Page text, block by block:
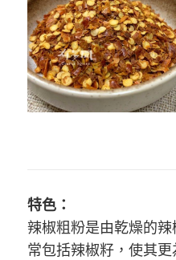
特色：
辣椒粗粉是由乾燥的
常包括辣椒籽，使其更